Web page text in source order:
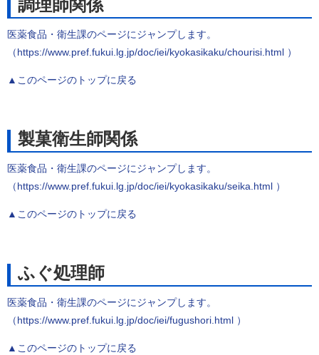
調理師関係
医薬食品・衛生課のページにジャンプします。
（https://www.pref.fukui.lg.jp/doc/iei/kyokasikaku/chourisi.html ）
▲このページのトップに戻る
製菓衛生師関係
医薬食品・衛生課のページにジャンプします。
（https://www.pref.fukui.lg.jp/doc/iei/kyokasikaku/seika.html ）
▲このページのトップに戻る
ふぐ処理師
医薬食品・衛生課のページにジャンプします。
（https://www.pref.fukui.lg.jp/doc/iei/fugushori.html ）
▲このページのトップに戻る